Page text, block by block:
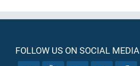
FOLLOW US ON SOCIAL MEDIA